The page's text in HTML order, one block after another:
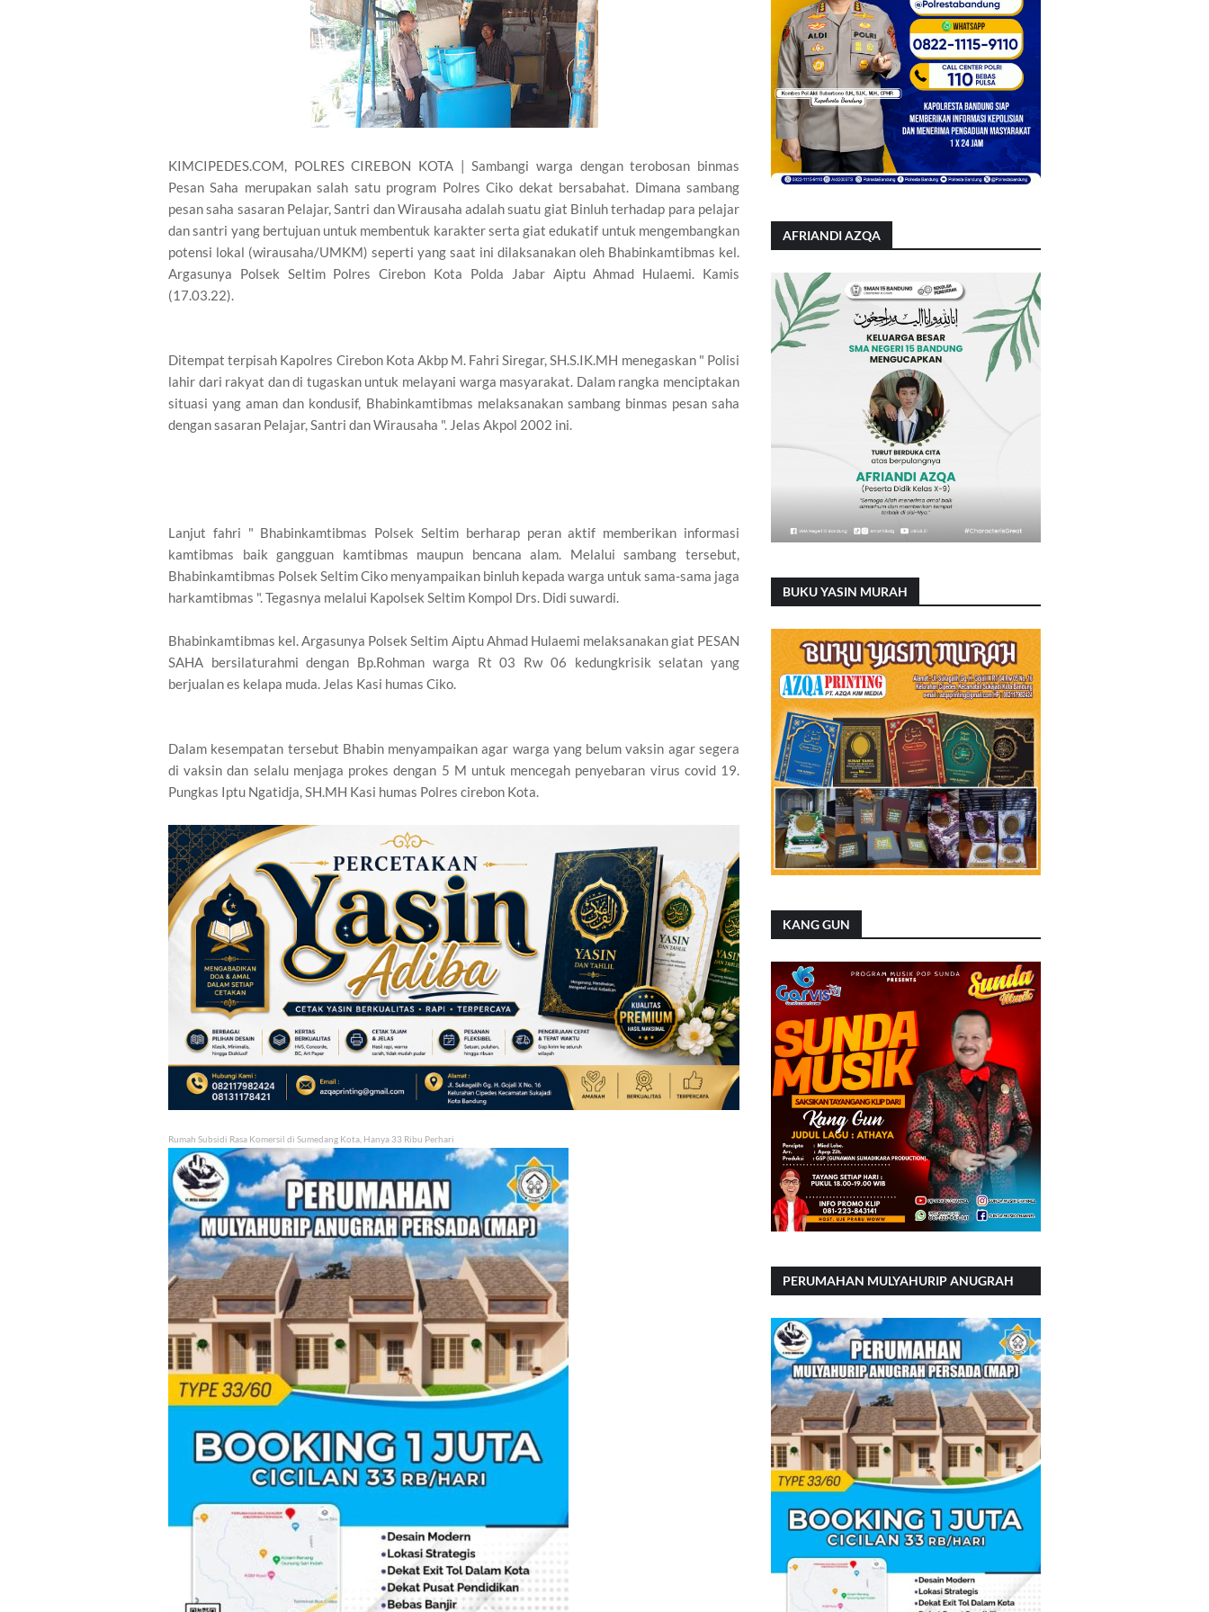
KIMCIPEDES.COM, POLRES CIREBON KOTA | Sambangi warga dengan terobosan binmas
Pesan Saha merupakan salah satu program Polres Ciko dekat bersabahat. Dimana sambang
pesan saha sasaran Pelajar, Santri dan Wirausaha adalah suatu giat Binluh terhadap para pelajar
dan santri yang bertujuan untuk membentuk karakter serta giat edukatif untuk mengembangkan
potensi lokal (wirausaha/UMKM) seperti yang saat ini dilaksanakan oleh Bhabinkamtibmas kel.
Argasunya Polsek Seltim Polres Cirebon Kota Polda Jabar Aiptu Ahmad Hulaemi. Kamis
(17.03.22).
Ditempat terpisah Kapolres Cirebon Kota Akbp M. Fahri Siregar, SH.S.IK.MH menegaskan " Polisi
lahir dari rakyat dan di tugaskan untuk melayani warga masyarakat. Dalam rangka menciptakan
situasi yang aman dan kondusif, Bhabinkamtibmas melaksanakan sambang binmas pesan saha
dengan sasaran Pelajar, Santri dan Wirausaha ". Jelas Akpol 2002 ini.
Lanjut fahri " Bhabinkamtibmas Polsek Seltim berharap peran aktif memberikan informasi
kamtibmas baik gangguan kamtibmas maupun bencana alam. Melalui sambang tersebut,
Bhabinkamtibmas Polsek Seltim Ciko menyampaikan binluh kepada warga untuk sama-sama jaga
harkamtibmas ". Tegasnya melalui Kapolsek Seltim Kompol Drs. Didi suwardi.
Bhabinkamtibmas kel. Argasunya Polsek Seltim Aiptu Ahmad Hulaemi melaksanakan giat PESAN
SAHA bersilaturahmi dengan Bp.Rohman warga Rt 03 Rw 06 kedungkrisik selatan yang
berjualan es kelapa muda. Jelas Kasi humas Ciko.
Dalam kesempatan tersebut Bhabin menyampaikan agar warga yang belum vaksin agar segera
di vaksin dan selalu menjaga prokes dengan 5 M untuk mencegah penyebaran virus covid 19.
Pungkas Iptu Ngatidja, SH.MH Kasi humas Polres cirebon Kota.
Rumah Subsidi Rasa Komersil di Sumedang Kota, Hanya 33 Ribu Perhari
AFRIANDI AZQA
BUKU YASIN MURAH
KANG GUN
PERUMAHAN MULYAHURIP ANUGRAH